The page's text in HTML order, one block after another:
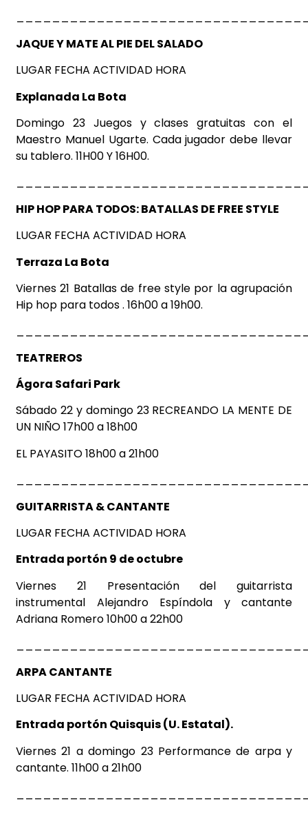
JAQUE Y MATE AL PIE DEL SALADO
LUGAR FECHA ACTIVIDAD HORA
Explanada La Bota
Domingo 23 Juegos y clases gratuitas con el
Maestro Manuel Ugarte. Cada jugador debe llevar
su tablero. 11H00 Y 16H00.
HIP HOP PARA TODOS: BATALLAS DE FREE STYLE
LUGAR FECHA ACTIVIDAD HORA
Terraza La Bota
Viernes 21 Batallas de free style por la agrupación
Hip hop para todos . 16h00 a 19h00.
TEATREROS
Ágora Safari Park
Sábado 22 y domingo 23 RECREANDO LA MENTE DE
UN NIÑO 17h00 a 18h00
EL PAYASITO 18h00 a 21h00
GUITARRISTA & CANTANTE
LUGAR FECHA ACTIVIDAD HORA
Entrada portón 9 de octubre
Viernes 21 Presentación del guitarrista
instrumental Alejandro Espíndola y cantante
Adriana Romero 10h00 a 22h00
ARPA CANTANTE
LUGAR FECHA ACTIVIDAD HORA
Entrada portón Quisquis (U. Estatal).
Viernes 21 a domingo 23 Performance de arpa y
cantante. 11h00 a 21h00